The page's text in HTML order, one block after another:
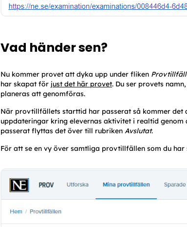
Vad händer sen?
Nu kommer provet att dyka upp under fliken
har skapat för just det här provet. Du ser provets
planeras att genomföras.
När provtillfällets starttid har passerat så kommer det
uppdateringar kring elevernas aktivitet i realtid genom
passerat flyttas det över till rubriken Avslutat.
För att se en vy över samtliga provtillfällen som du